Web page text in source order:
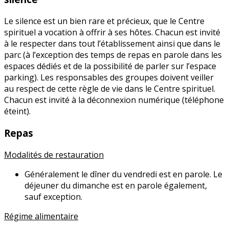
Le silence est un bien rare et précieux, que le Centre
spirituel a vocation à offrir à ses hôtes. Chacun est invité
à le respecter dans tout l’établissement ainsi que dans le
parc (à l’exception des temps de repas en parole dans les
espaces dédiés et de la possibilité de parler sur l’espace
parking). Les responsables des groupes doivent veiller
au respect de cette règle de vie dans le Centre spirituel.
Chacun est invité à la déconnexion numérique (téléphone
éteint).
Repas
Modalités de restauration
Généralement le dîner du vendredi est en parole. Le
déjeuner du dimanche est en parole également,
sauf exception.
Régime alimentaire